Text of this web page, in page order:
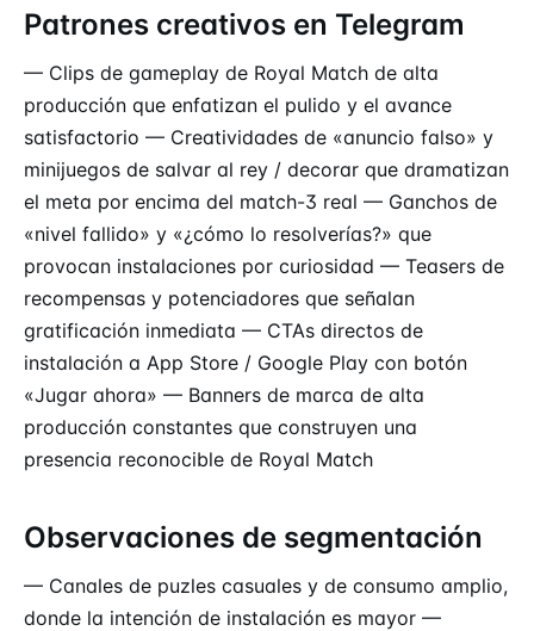
Patrones creativos en Telegram
— Clips de gameplay de Royal Match de alta
producción que enfatizan el pulido y el avance
satisfactorio — Creatividades de «anuncio falso» y
minijuegos de salvar al rey / decorar que dramatizan
el meta por encima del match-3 real — Ganchos de
«nivel fallido» y «¿cómo lo resolverías?» que
provocan instalaciones por curiosidad — Teasers de
recompensas y potenciadores que señalan
gratificación inmediata — CTAs directos de
instalación a App Store / Google Play con botón
«Jugar ahora» — Banners de marca de alta
producción constantes que construyen una
presencia reconocible de Royal Match
Observaciones de segmentación
— Canales de puzles casuales y de consumo amplio,
donde la intención de instalación es mayor —